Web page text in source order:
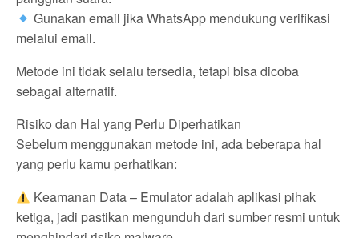
Gunakan email jika WhatsApp mendukung verifikasi
melalui email.
Metode ini tidak selalu tersedia, tetapi bisa dicoba
sebagai alternatif.
Risiko dan Hal yang Perlu Diperhatikan
Sebelum menggunakan metode ini, ada beberapa hal
yang perlu kamu perhatikan:
Keamanan Data – Emulator adalah aplikasi pihak
ketiga, jadi pastikan mengunduh dari sumber resmi untuk